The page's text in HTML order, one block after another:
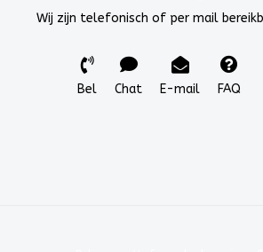
Wij zijn telefonisch of per mail
Bel Chat E-mail FAQ